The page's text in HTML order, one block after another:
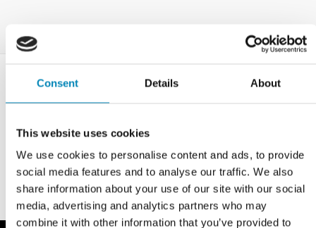
Consent Details About
This website uses cookies
We use cookies to personalise content and ads, to provide
social media features and to analyse our traffic. We also
share information about your use of our site with our social
media, advertising and analytics partners who may
combine it with other information that you’ve provided to